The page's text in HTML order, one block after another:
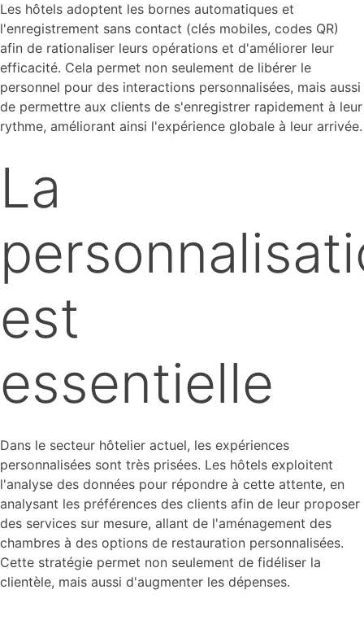
Les hôtels adoptent les bornes automatiques et
l'enregistrement sans contact (clés mobiles, codes QR)
afin de rationaliser leurs opérations et d'améliorer leur
efficacité. Cela permet non seulement de libérer le
personnel pour des interactions personnalisées, mais aussi
de permettre aux clients de s'enregistrer rapidement à leur
rythme, améliorant ainsi l'expérience globale à leur arrivée.
La
est
essentielle
Dans le secteur hôtelier actuel, les expériences
personnalisées sont très prisées. Les hôtels exploitent
l'analyse des données pour répondre à cette attente, en
analysant les préférences des clients afin de leur proposer
des services sur mesure, allant de l'aménagement des
chambres à des options de restauration personnalisées.
Cette stratégie permet non seulement de fidéliser la
clientèle, mais aussi d'augmenter les dépenses.